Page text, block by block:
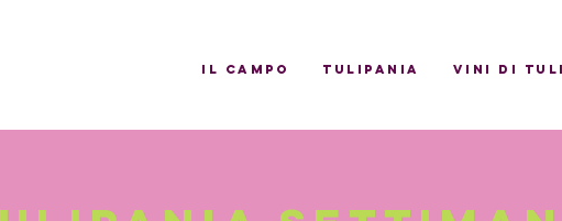
il campo Tulipania Vini di